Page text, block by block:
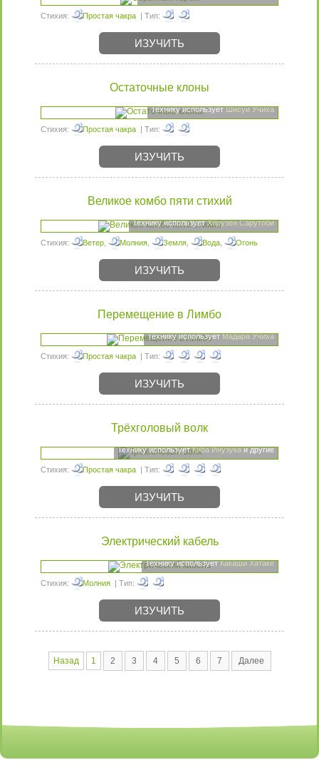
Стихия: Простая чакра | Тип:
ИЗУЧИТЬ
Остаточные клоны
Технику используетШисуи Учиха
Стихия: Простая чакра | Тип:
ИЗУЧИТЬ
Великое комбо пяти стихий
Технику используетХирузен Сарутоби
Стихия: Ветер Молния Земля Вода
Огонь
ИЗУЧИТЬ
Перемещение в Лимбо
Технику используетМадара Учиха
Стихия: Простая чакра | Тип:
ИЗУЧИТЬ
Трёхголовый волк
Технику используетКиба Инузукаи другие
Стихия: Простая чакра | Тип:
ИЗУЧИТЬ
Электрический кабель
Технику используетКакаши Хатаке
Стихия: Молния | Тип:
ИЗУЧИТЬ
Назад 1 2 3 4 5 6 7 Далее